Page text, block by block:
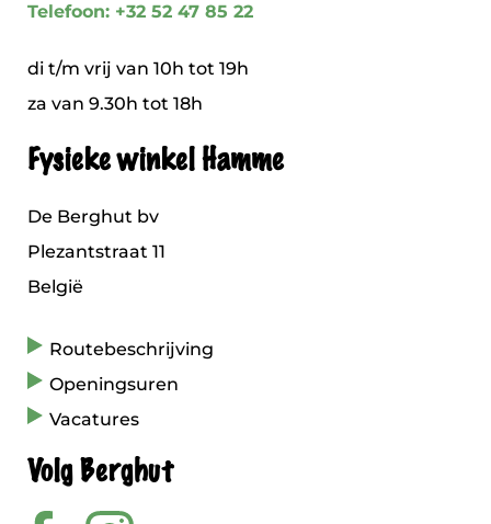
Telefoon: +32 52 47 85 22
di t/m vrij van 10h tot 19h
za van 9.30h tot 18h
Fysieke winkel Hamme
De Berghut bv
Plezantstraat 11
België
Routebeschrijving
Openingsuren
Vacatures
Volg Berghut